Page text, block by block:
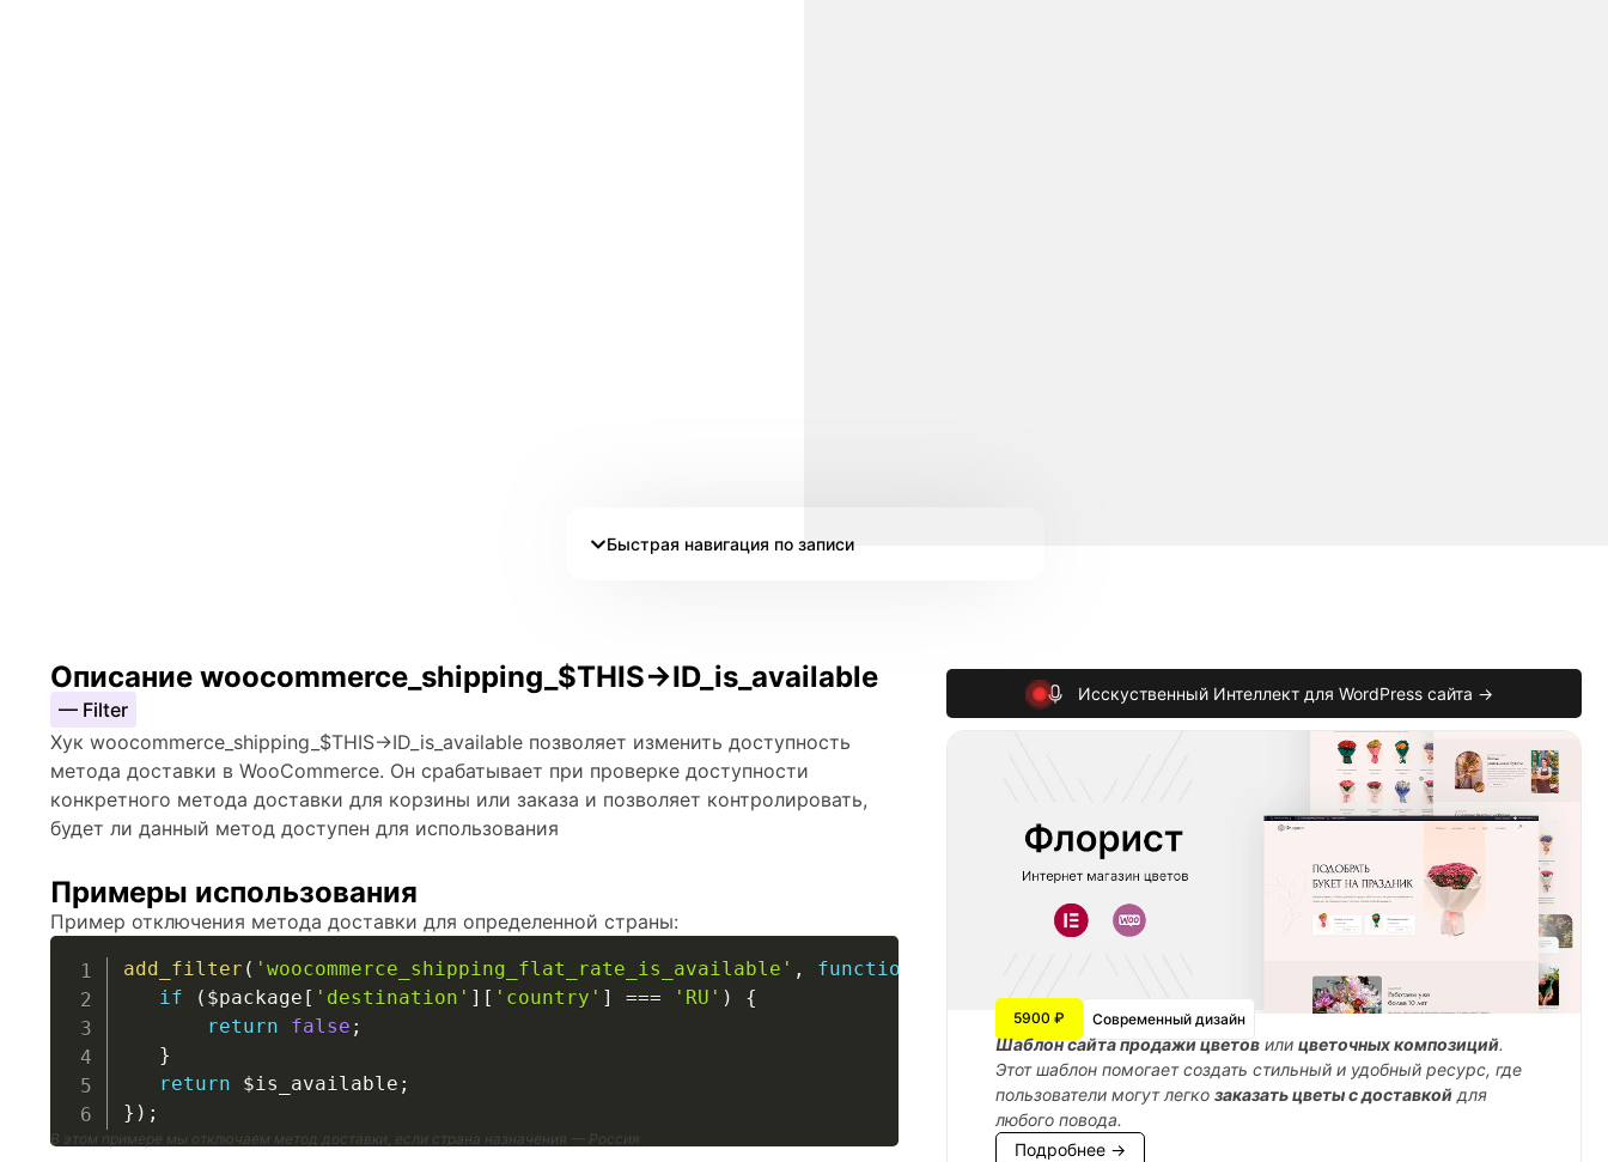
Быстрая навигация по записи
Описание woocommerce_shipping_$THIS->ID_is_available
— Filter
Хук woocommerce_shipping_$THIS->ID_is_available позволяет изменить доступность
метода доставки в WooCommerce. Он срабатывает при проверке доступности
конкретного метода доставки для корзины или заказа и позволяет контролировать,
будет ли данный метод доступен для использования
Примеры использования
Пример отключения метода доставки для определенной страны:
add_filter ( 'woocommerce_shipping_flat_rate_is_available' , function $is_available ,
if
( $package [ 'destination' ] [ 'country' ] === 'RU' )
{
return
false ;
}
return
$is_available ;
} ) ;
В этом примере мы отключаем метод доставки, если страна назначения — Россия
Исскуственный Интеллект для WordPress сайта →
5900 ₽ Современный дизайн
Шаблон сайта продажи цветов илицветочных композиций.
Этот шаблон помогает создать стильный и удобный ресурс, где
пользователи могут легкозаказать цветы с доставкойдля
любого повода.
Подробнее →